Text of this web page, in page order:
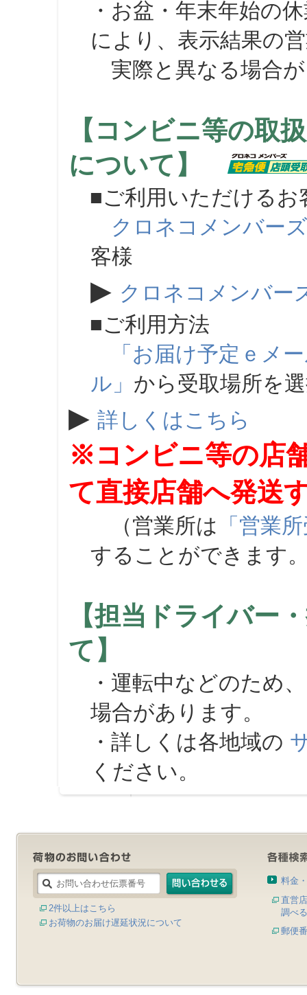
・お盆・年末年始の
により、表示結果の
実際と異なる場合が
【コンビニ等の取
について】
■ご利用いただけるお
クロネコメンバーズ
客様
▶ クロネコメンバー
■ご利用方法
「お届け予定ｅメ
ル」 から受取場所を
▶ 詳しくはこちら
※コンビニ等の店
て直接店舗へ発送
（営業所は 「営業
することができます
【担当ドライバー
て】
・運転中などのため
場合があります。
・詳しくは各地域の
ください。
2件以上はこちら
お荷物のお届け遅延状況について
料金
直営
調べる
郵便